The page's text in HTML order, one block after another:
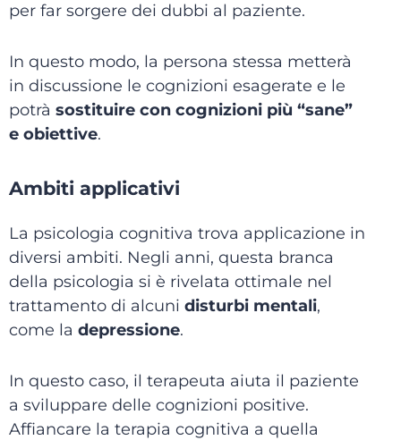
per far sorgere dei dubbi al paziente.
In questo modo, la persona stessa metterà
in discussione le cognizioni esagerate e le
potrà sostituire con cognizioni più “sane”
e obiettive.
Ambiti applicativi
La psicologia cognitiva trova applicazione in
diversi ambiti. Negli anni, questa branca
della psicologia si è rivelata ottimale nel
trattamento di alcuni disturbi mentali,
come la depressione.
In questo caso, il terapeuta aiuta il paziente
a sviluppare delle cognizioni positive.
Affiancare la terapia cognitiva a quella